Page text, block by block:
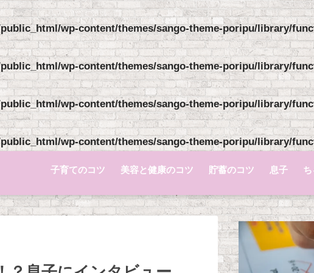
wp-content/themes/sango-theme-poripu/library/
wp-content/themes/sango-theme-poripu/library/
wp-content/themes/sango-theme-poripu/library/
wp-content/themes/sango-theme-poripu/library/
子育てのコツ 美容と健康のコツ 貯蓄のコツ 息子